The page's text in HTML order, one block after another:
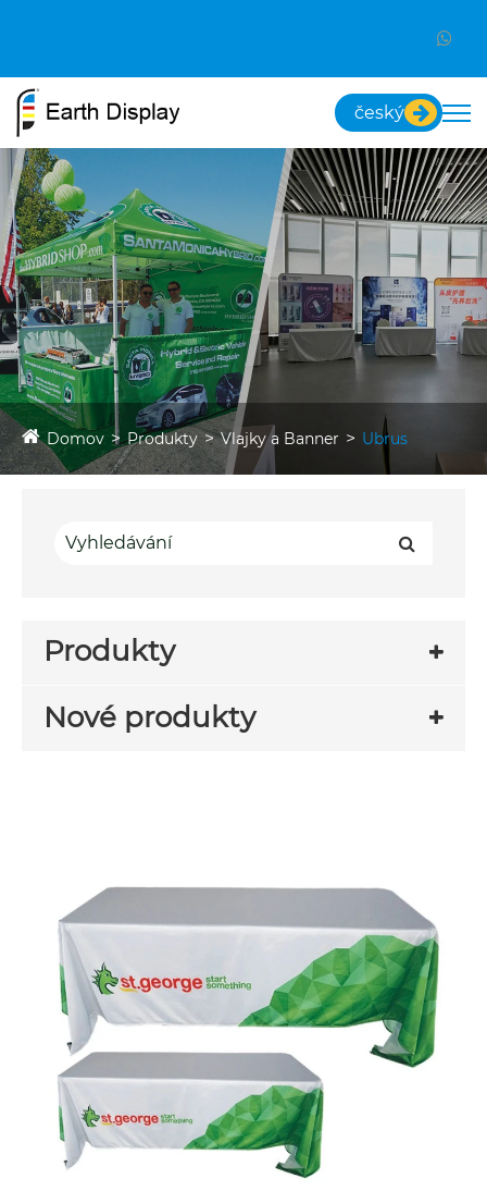
český
Domov Produkty Vlajky a Banner Ubrus
Produkty
Nové produkty